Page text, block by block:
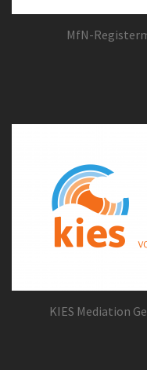
MfN-
KIES Mediation